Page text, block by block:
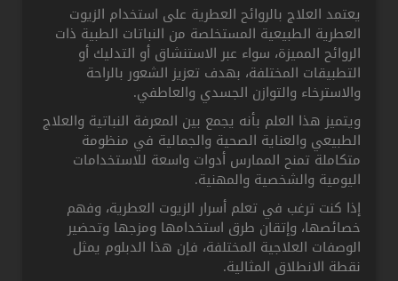
يعتمد العلاج بالروائح العطرية على استخدام الزيوت
العطرية الطبيعية المستخلصة من النباتات الطبية ذات
الروائح المميزة، سواء عبر الاستنشاق أو التدليك أو
التطبيقات المختلفة، بهدف تعزيز الشعور بالراحة
والاسترخاء والتوازن الجسدي والعاطفي.
ويتميز هذا العلم بأنه يجمع بين المعرفة النباتية والعلاج
الطبيعي والعناية الصحية والجمالية في منظومة
متكاملة تمنح الممارس أدوات واسعة للاستخدامات
اليومية والشخصية والمهنية.
إذا كنت ترغب في تعلم أسرار الزيوت العطرية، وفهم
خصائصها، وإتقان طرق استخدامها ومزجها وتحضير
الوصفات العلاجية المختلفة، فإن هذا الدبلوم يمثل
نقطة الانطلاق المثالية.